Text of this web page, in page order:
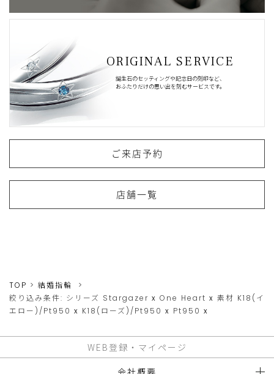
ORIGINAL SERVICE
誕生石のセッティングや記念日の刻印など、
おふたりだけの思い出を刻むサービスです。
ご来店予約
店舗一覧
TOP
結婚指輪
絞り込み条件: シリーズ Stargazer x One Heart x 素材 K18(イ
エロー)/Pt950 x K18(ローズ)/Pt950 x Pt950 x
WEB登録・マイページ